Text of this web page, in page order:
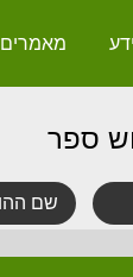
מאמרים
ספר